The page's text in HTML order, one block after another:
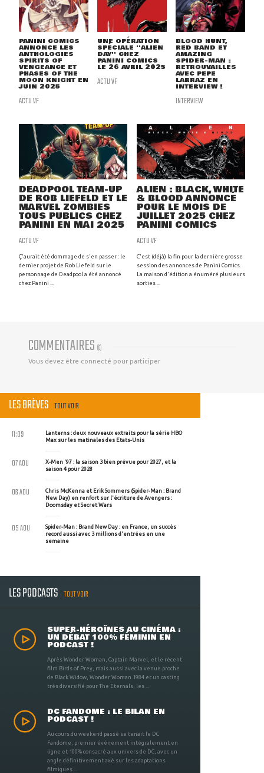
PANINI COMICS
ANNONCE LES
ANTHOLOGIES
SPIRITS OF
VENGEANCE ET
PHASES OF THE
MOON KNIGHT EN
JUIN 2025
ACTU VF
UNE OPÉRATION
SPÉCIALE ''ALIEN
DAY'' CHEZ
PANINI COMICS
LE 26 AVRIL 2025
ACTU VF
BLOOD HUNT,
RED BAND ET
AMAZING
SPIDER-MAN :
RETROUVAILLES
AVEC PEPE
LARRAZ EN
INTERVIEW !
INTERVIEW
DEADPOOL TEAM-UP
DE ROB LIEFELD ET LE
MARVEL ZOMBIES
TOUS PUBLICS CHEZ
PANINI EN MAI 2025
ACTU VF
Ç'aurait été dommage de s'en passer : le
dernier projet de Rob Liefeld sur le
personnage de Deadpool a été annoncé
chez Panini ...
ALIEN : BLACK, WHITE
& BLOOD ANNONCÉ
POUR LE MOIS DE
JUILLET 2025 CHEZ
PANINI COMICS
ACTU VF
C'est (déjà) la fin pour la dernière grosse
session des annonces de Panini Comics.
La maison d'édition a énuméré plusieurs
sorties ...
COMMENTAIRES (0)
Vous devez être connecté pour participer
LES BRÈVES TOUT VOIR
Lanterns : deux nouveaux extraits pour la série HBO
Max sur les matinales des Etats-Unis
11:09
X-Men '97 : la saison 3 bien prévue pour 2027, et la
saison 4 pour 2028
07 AOU
Chris McKenna et Erik Sommers (Spider-Man : Brand
New Day) en renfort sur l'écriture de Avengers :
Doomsday et Secret Wars
06 AOU
Spider-Man : Brand New Day : en France, un succès
record aussi avec 3 millions d'entrées en une
semaine
05 AOU
LES PODCASTS TOUT VOIR
SUPER-HÉROÏNES AU CINÉMA :
UN DÉBAT 100% FÉMININ EN
PODCAST !
Après Wonder Woman, Captain Marvel, et le récent
film Birds of Prey, mais aussi avec la venue proche
de Black Widow, Wonder Woman 1984 et un casting
très diversifié pour The Eternals, les ...
DC FANDOME : LE BILAN EN
PODCAST !
Au cours du weekend passé se tenait le DC
Fandome, premier évènement intégralement en
ligne et 100% consacré aux univers de DC, avec un
angle définitivement axé sur les adaptations
filmiques ...